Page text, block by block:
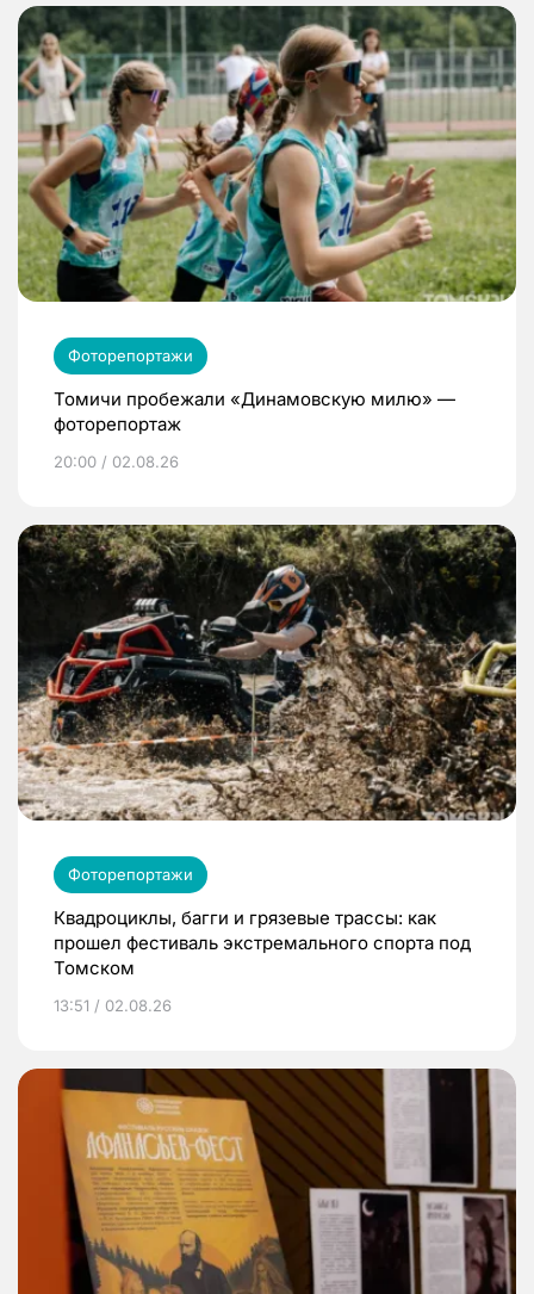
Фоторепортажи
Томичи пробежали «Динамовскую милю» —
фоторепортаж
20:00 / 02.08.26
Фоторепортажи
Квадроциклы, багги и грязевые трассы: как
прошел фестиваль экстремального спорта под
Томском
13:51 / 02.08.26